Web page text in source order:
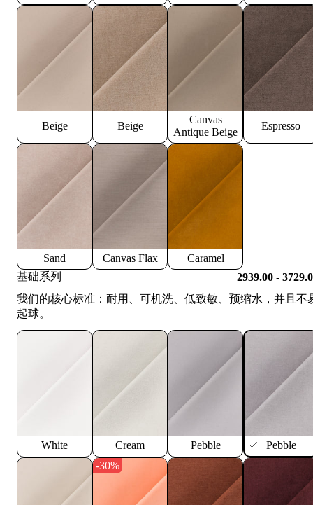
Beige Beige
Canvas
Antique Beige
Espresso
Sand Canvas Flax
Caramel
基础系列
2939.00 -
我们的核心标准：耐用、可机洗、低致敏、预缩水，并且不
起球。
White Cream Pebble
Pebble
-30%